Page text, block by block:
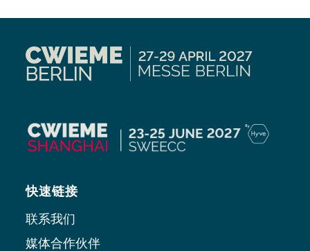
快速链接
联系我们
媒体合作伙伴